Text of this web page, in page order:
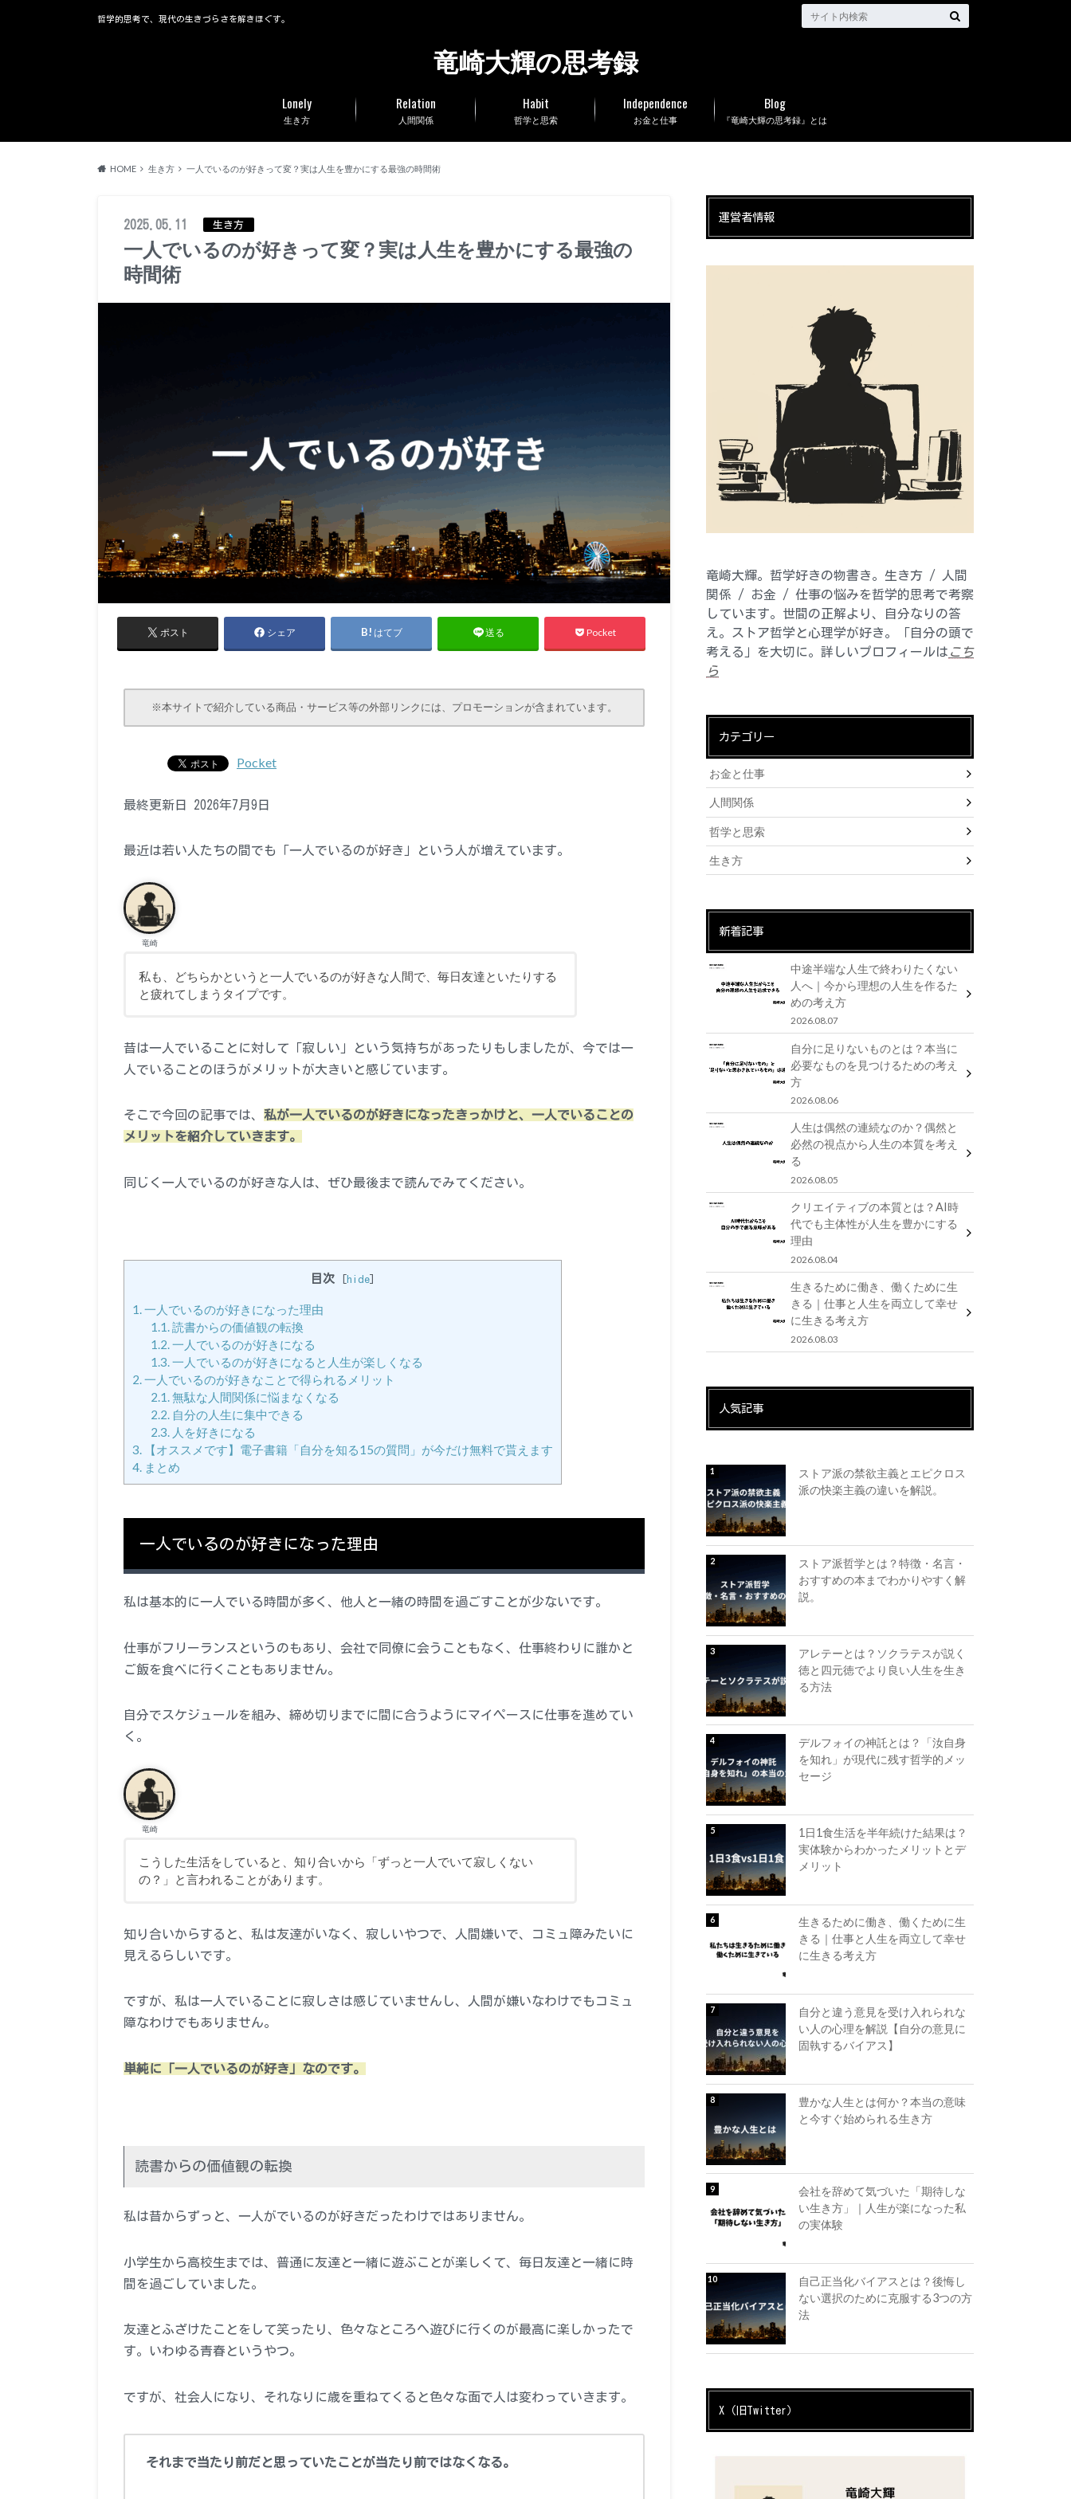
竜崎大輝の思考録
哲学的思考で、現代の生きづらさを解きほぐす。
生き方
Lonely
人間関係
Relation
哲学と思索
Habit
お金と仕事
Independence
『竜崎大輝の思考録』とは
Blog
HOME 生き方 一人でいるのが好きって変？実は人生を豊かにする最強の時間術
2025.05.11 生き方
一人でいるのが好きって変？実は人生を豊かにする最強の
時間術
ポスト シェア はてブ 送る Pocket
※本サイトで紹介している商品・サービス等の外部リンクには、プロモーションが含まれています。
Pocket
最終更新日 2026年7月9日
最近は若い人たちの間でも「一人でいるのが好き」という人が増えています。
竜崎
私も、どちらかというと一人でいるのが好きな人間で、毎日友達といたりする
と疲れてしまうタイプです。
昔は一人でいることに対して「寂しい」という気持ちがあったりもしましたが、今では一
人でいることのほうがメリットが大きいと感じています。
そこで今回の記事では、 私が一人でいるのが好きになったきっかけと、一人でいることの
メリットを紹介していきます。
同じく一人でいるのが好きな人は、ぜひ最後まで読んでみてください。
目次 hide]
1.一人でいるのが好きになった理由
1.1.読書からの価値観の転換
1.2.一人でいるのが好きになる
1.3.一人でいるのが好きになると人生が楽しくなる
2.一人でいるのが好きなことで得られるメリット
2.1.無駄な人間関係に悩まなくなる
2.2.自分の人生に集中できる
2.3.人を好きになる
3. 【オススメです】電子書籍「自分を知る15の質問」が今だけ無料で貰えます
4. まとめ
一人でいるのが好きになった理由
私は基本的に一人でいる時間が多く、他人と一緒の時間を過ごすことが少ないです。
仕事がフリーランスというのもあり、会社で同僚に会うこともなく、仕事終わりに誰かと
ご飯を食べに行くこともありません。
自分でスケジュールを組み、締め切りまでに間に合うようにマイペースに仕事を進めてい
く。
竜崎
こうした生活をしていると、知り合いから「ずっと一人でいて寂しくない
の？」と言われることがあります。
知り合いからすると、私は友達がいなく、寂しいやつで、人間嫌いで、コミュ障みたいに
見えるらしいです。
ですが、私は一人でいることに寂しさは感じていませんし、人間が嫌いなわけでもコミュ
障なわけでもありません。
単純に「一人でいるのが好き」なのです。
読書からの価値観の転換
私は昔からずっと、一人がでいるのが好きだったわけではありません。
小学生から高校生までは、普通に友達と一緒に遊ぶことが楽しくて、毎日友達と一緒に時
間を過ごしていました。
友達とふざけたことをして笑ったり、色々なところへ遊びに行くのが最高に楽しかったで
す。いわゆる青春というやつ。
ですが、社会人になり、それなりに歳を重ねてくると色々な面で人は変わっていきます。
それまで当たり前だと思っていたことが当たり前ではなくなる。
運営者情報
竜崎大輝。哲学好きの物書き。生き方 / 人間
関係 / お金 / 仕事の悩みを哲学的思考で考察
しています。世間の正解より、自分なりの答
え。ストア哲学と心理学が好き。「自分の頭で
考える」を大切に。詳しいプロフィールは こち
ら
カテゴリー
お金と仕事
人間関係
哲学と思索
生き方
新着記事
中途半端な人生で終わりたくない
人へ｜今から理想の人生を作るた
めの考え方
2026.08.07
自分に足りないものとは？本当に
必要なものを見つけるための考え
方
2026.08.06
人生は偶然の連続なのか？偶然と
必然の視点から人生の本質を考え
る
2026.08.05
クリエイティブの本質とは？AI時
代でも主体性が人生を豊かにする
理由
2026.08.04
生きるために働き、働くために生
きる｜仕事と人生を両立して幸せ
に生きる考え方
2026.08.03
人気記事
ストア派の禁欲主義とエピクロス
派の快楽主義の違いを解説。
ストア派哲学とは？特徴・名言・
おすすめの本までわかりやすく解
説。
アレテーとは？ソクラテスが説く
徳と四元徳でより良い人生を生き
る方法
デルフォイの神託とは？「汝自身
を知れ」が現代に残す哲学的メッ
セージ
1日1食生活を半年続けた結果は？
実体験からわかったメリットとデ
メリット
生きるために働き、働くために生
きる｜仕事と人生を両立して幸せ
に生きる考え方
自分と違う意見を受け入れられな
い人の心理を解説【自分の意見に
固執するバイアス】
豊かな人生とは何か？本当の意味
と今すぐ始められる生き方
会社を辞めて気づいた「期待しな
い生き方」｜人生が楽になった私
の実体験
自己正当化バイアスとは？後悔し
ない選択のために克服する3つの方
法
X（旧Twitter）